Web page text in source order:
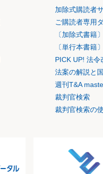
加除式購読者
ご購読者専用
〔加除式書籍
〔単行本書籍
PICK UP! 法令
法案の解説と
週刊T&A
裁判官検索
裁判官検索の